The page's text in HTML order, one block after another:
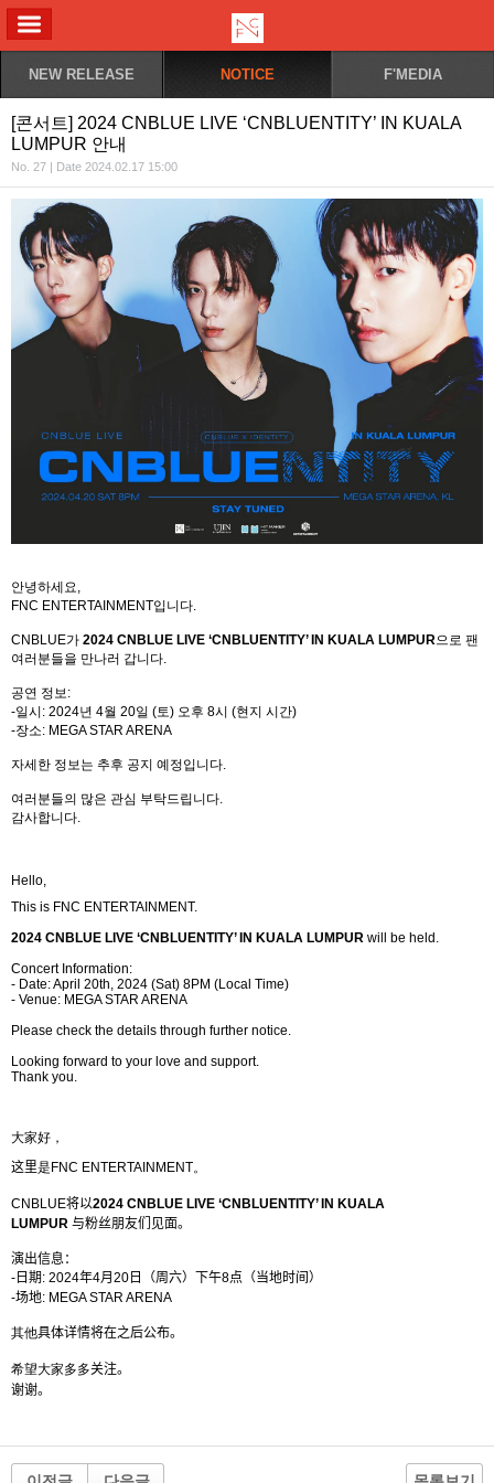
NEW RELEASE NOTICE F'MEDIA
[콘서트] 2024 CNBLUE LIVE ‘CNBLUENTITY’ IN KUALA
LUMPUR 안내
No. 27 | Date 2024.02.17 15:00
안녕하세요,
FNC ENTERTAINMENT입니다.
CNBLUE가 2024 CNBLUE LIVE ‘CNBLUENTITY’ IN KUALA LUMPUR으로 팬
여러분들을 만나러 갑니다.
공연 정보:
-일시 : 2024년 4월 20일 (토) 오후 8시 (현지 시간)
-장소: MEGA STAR ARENA
자세한 정보는 추후 공지 예정입니다.
여러분들의 많은 관심 부탁드립니다.
감사합니다.
Hello,
This is FNC ENTERTAINMENT.
2024 CNBLUE LIVE ‘CNBLUENTITY’ IN KUALA LUMPUR will be held.
Concert Information:
- Date: April 20th, 2024 (Sat) 8PM (Local Time)
- Venue: MEGA STAR ARENA
Please check the details through further notice.
Looking forward to your love and support.
Thank you.
大家好，
这里是FNC ENTERTAINMENT。
CNBLUE将以2024 CNBLUE LIVE ‘CNBLUENTITY’ IN KUALA
LUMPUR 与粉丝朋友们见面。
演出信息：
- 日期: 2024年4月 20 日（周六）下午8点（当地时间 ）
-场地: MEGA STAR ARENA
其他具体详情将在之后公布。
希望大家多多关注。
谢谢。